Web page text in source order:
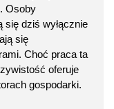
Osoby
się dziś wyłącznie
się
Choć praca ta
oferuje
gospodarki.